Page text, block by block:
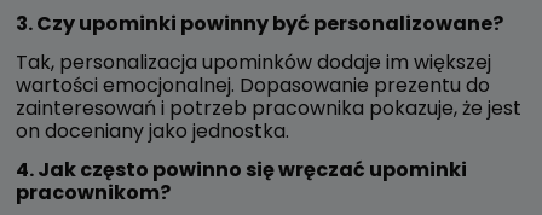
3. Czy upominki powinny być personalizowane?
Tak, personalizacja upominków dodaje im większej
wartości emocjonalnej. Dopasowanie prezentu do
zainteresowań i potrzeb pracownika pokazuje, że jest
on doceniany jako jednostka.
4. Jak często powinno się wręczać upominki
pracownikom?